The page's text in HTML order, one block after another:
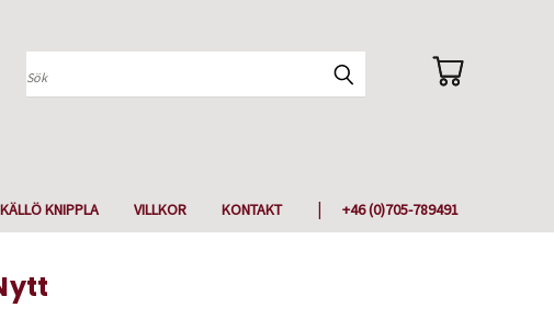
Sök
KÄLLÖ KNIPPLA VILLKOR KONTAKT +46 (0)705-789491